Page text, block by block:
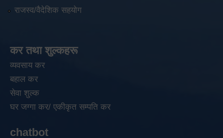
राजस्व/वैदेशिक सहयोग
कर तथा शुल्कहरू
व्यवसाय कर
बहाल कर
सेवा शुल्क
घर जग्गा कर/ एकीकृत सम्पति कर
chatbot